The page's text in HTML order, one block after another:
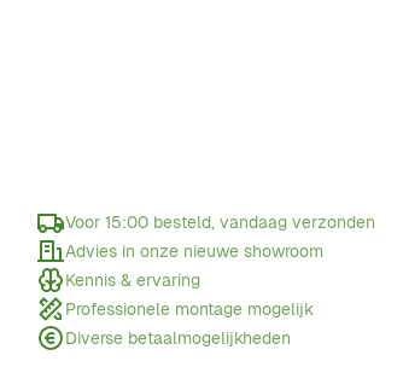
Voor 15:00 besteld, vandaag verzonden
Advies in onze nieuwe showroom
Kennis & ervaring
Professionele montage mogelijk
Diverse betaalmogelijkheden